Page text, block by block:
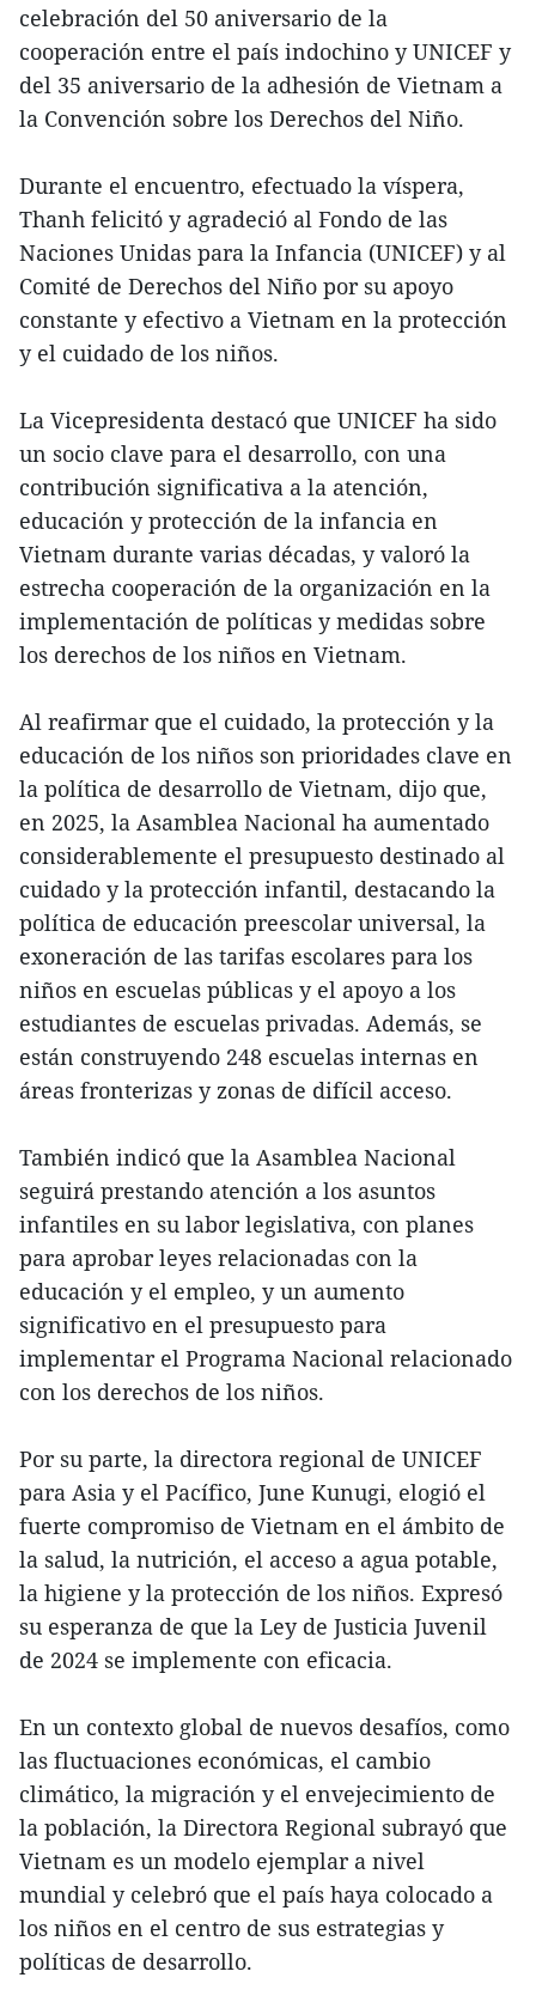
celebración del 50 aniversario de la
cooperación entre el país indochino y UNICEF y
del 35 aniversario de la adhesión de Vietnam a
la Convención sobre los Derechos del Niño.
Durante el encuentro, efectuado la víspera,
Thanh felicitó y agradeció al Fondo de las
Naciones Unidas para la Infancia (UNICEF) y al
Comité de Derechos del Niño por su apoyo
constante y efectivo a Vietnam en la protección
y el cuidado de los niños.
La Vicepresidenta destacó que UNICEF ha sido
un socio clave para el desarrollo, con una
contribución significativa a la atención,
educación y protección de la infancia en
Vietnam durante varias décadas, y valoró la
estrecha cooperación de la organización en la
implementación de políticas y medidas sobre
los derechos de los niños en Vietnam.
Al reafirmar que el cuidado, la protección y la
educación de los niños son prioridades clave en
la política de desarrollo de Vietnam, dijo que,
en 2025, la Asamblea Nacional ha aumentado
considerablemente el presupuesto destinado al
cuidado y la protección infantil, destacando la
política de educación preescolar universal, la
exoneración de las tarifas escolares para los
niños en escuelas públicas y el apoyo a los
estudiantes de escuelas privadas. Además, se
están construyendo 248 escuelas internas en
áreas fronterizas y zonas de difícil acceso.
También indicó que la Asamblea Nacional
seguirá prestando atención a los asuntos
infantiles en su labor legislativa, con planes
para aprobar leyes relacionadas con la
educación y el empleo, y un aumento
significativo en el presupuesto para
implementar el Programa Nacional relacionado
con los derechos de los niños.
Por su parte, la directora regional de UNICEF
para Asia y el Pacífico, June Kunugi, elogió el
fuerte compromiso de Vietnam en el ámbito de
la salud, la nutrición, el acceso a agua potable,
la higiene y la protección de los niños. Expresó
su esperanza de que la Ley de Justicia Juvenil
de 2024 se implemente con eficacia.
En un contexto global de nuevos desafíos, como
las fluctuaciones económicas, el cambio
climático, la migración y el envejecimiento de
la población, la Directora Regional subrayó que
Vietnam es un modelo ejemplar a nivel
mundial y celebró que el país haya colocado a
los niños en el centro de sus estrategias y
políticas de desarrollo.